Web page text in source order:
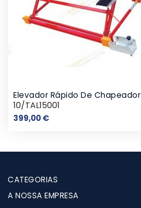
Elevador Rápido De Chapeador
10/TAL15001
399,00 €Preço
CATEGORIAS
A NOSSA EMPRESA